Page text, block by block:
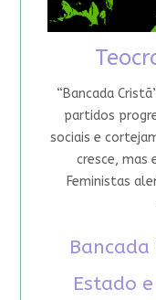
“Bancada
partidos
sociais e
cresce, mas
Feministas
Estado